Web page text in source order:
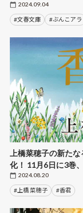
2024.09.04
#文春文庫 #ぶんこアラ
上橋菜穂子の新た
化！ 11月6日に3巻
2024.08.20
#上橋 菜穂子 #香君